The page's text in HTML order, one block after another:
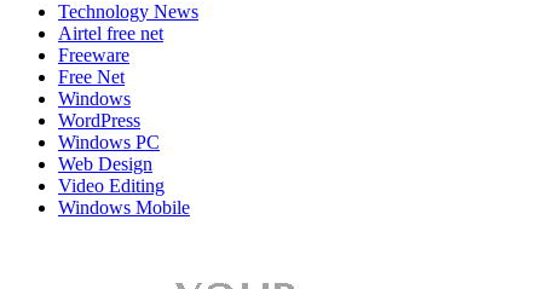
Technology News
Airtel free net
Freeware
Free Net
Windows
WordPress
Windows PC
Web Design
Video Editing
Windows Mobile